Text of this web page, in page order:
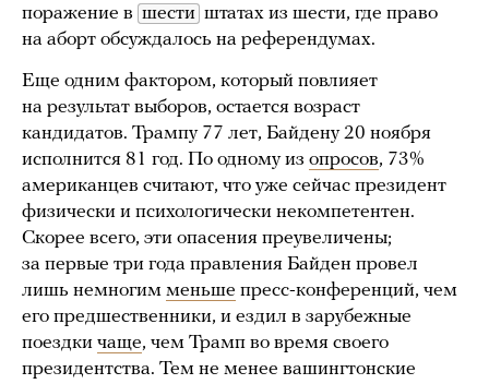
поражение в шести штатах из шести, где право
на аборт обсуждалось на референдумах.
Еще одним фактором, который повлияет
на результат выборов, остается возраст
кандидатов. Трампу 77 лет, Байдену 20 ноября
исполнится 81 год. По одному из опросов, 73%
американцев считают, что уже сейчас президент
физически и психологически некомпетентен.
Скорее всего, эти опасения преувеличены;
за первые три года правления Байден провел
лишь немногим меньше пресс-конференций, чем
его предшественники, и ездил в зарубежные
поездки чаще, чем Трамп во время своего
президентства. Тем не менее вашингтонские